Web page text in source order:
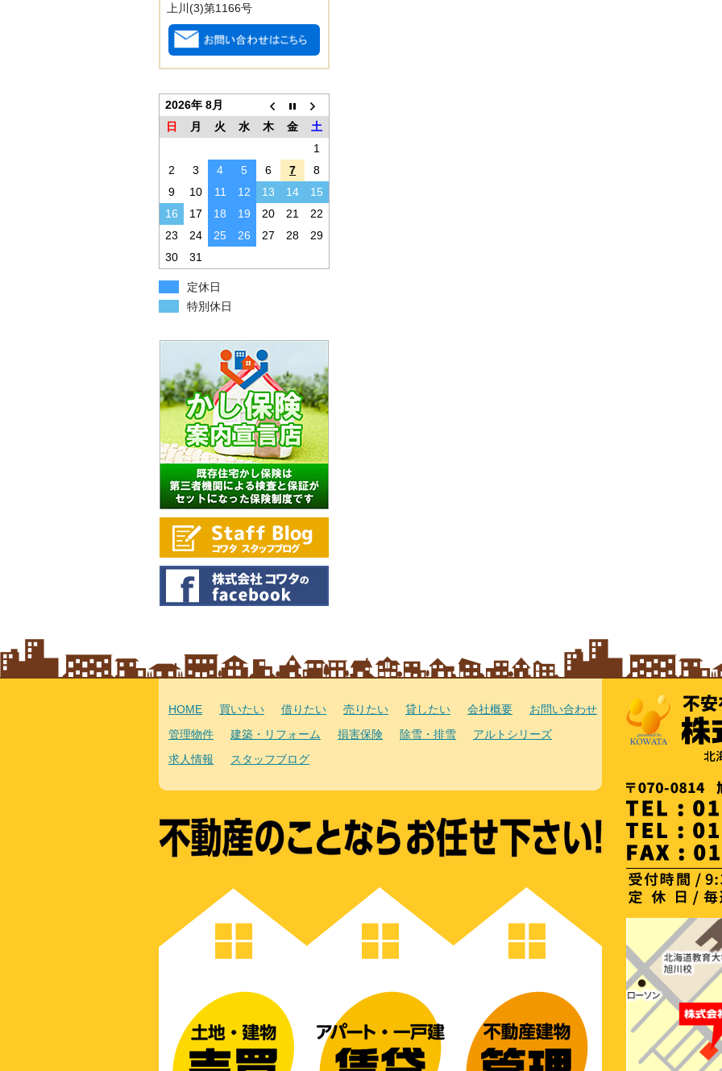
上川(3)第1166号
2026年 8月
日
月 火 水 木 金
土
1
2
3 4 5 6 7
8
9
10 11 12 13 14
15
16
17 18 19 20 21
22
23
24 25 26 27 28
29
30
31
定休日
特別休日
HOME 買いたい 借りたい 売りたい 貸したい 会社概要 お問い合わせ
管理物件 建築・リフォーム 損害保険 除雪・排雪 アルトシリーズ
求人情報 スタッフブログ